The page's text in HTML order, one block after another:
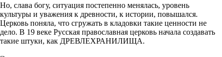
Но, слава богу, ситуация постепенно менялась, уровень
культуры и уважения к древности, к истории, повышался.
Церковь поняла, что сгружать в кладовки такие ценности не
дело. В 19 веке Русская православная церковь начала создавать
такие штуки, как ДРЕВЛЕХРАНИЛИЩА.